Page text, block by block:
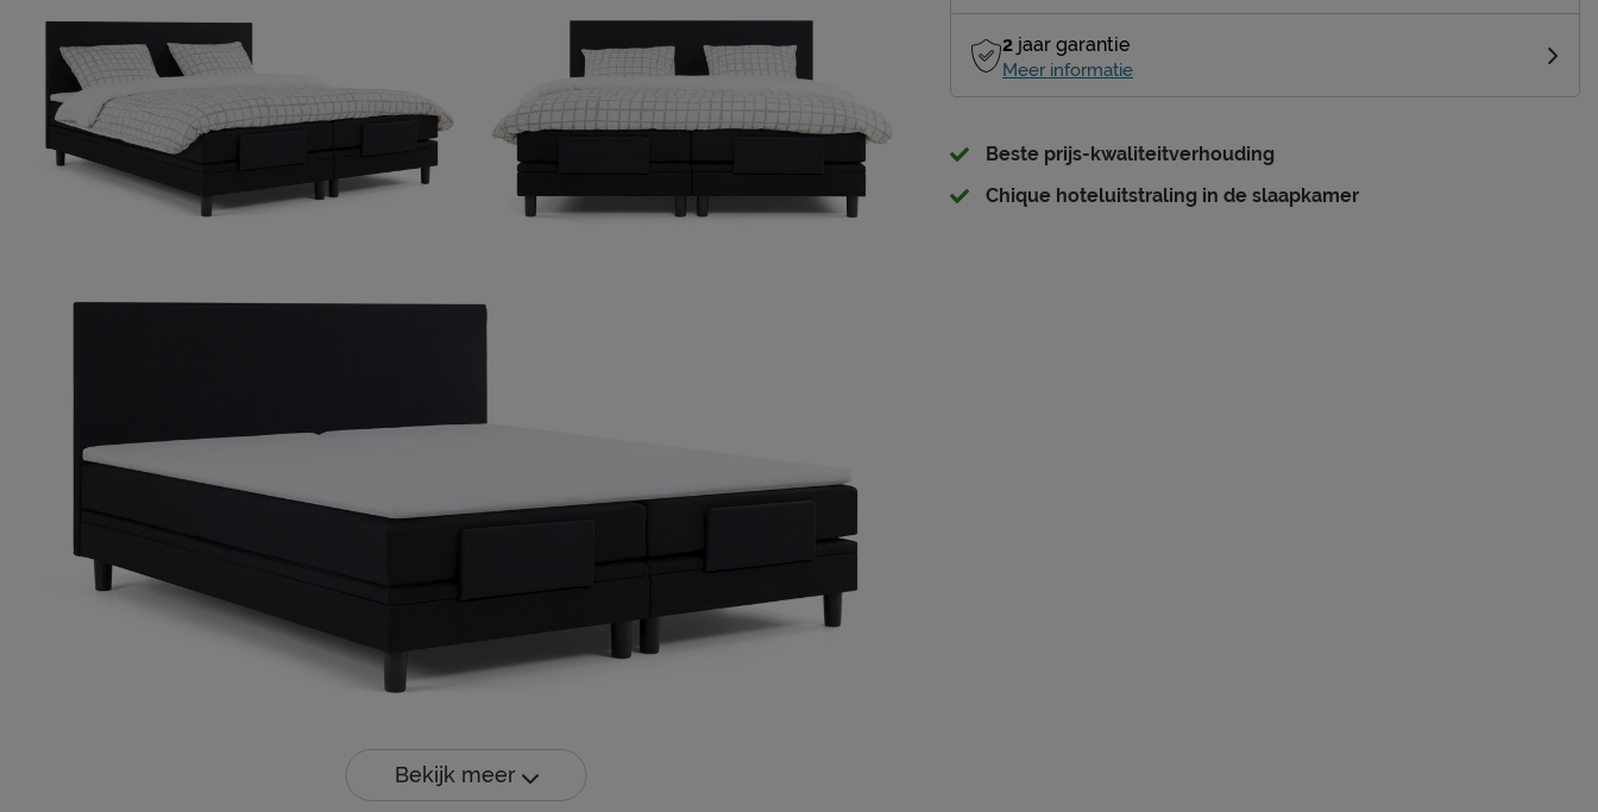
Bekijk meer
2 jaar garantie
Meer informatie
Beste prijs-kwaliteitverhouding
Chique hoteluitstraling in de slaapkamer